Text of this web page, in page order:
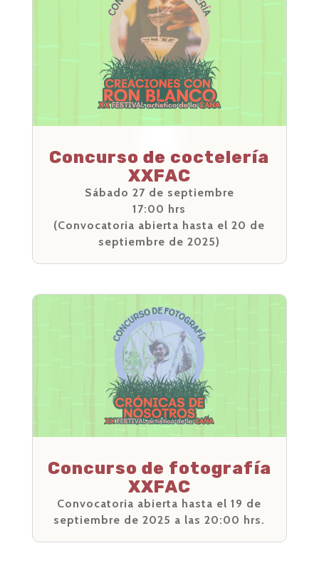
Concurso de coctelería
XXFAC
Sábado 27 de septiembre
17:00 hrs
(Convocatoria abierta hasta el 20 de
septiembre de 2025)
Concurso de fotografía
XXFAC
Convocatoria abierta hasta el 19 de
septiembre de 2025 a las 20:00 hrs.